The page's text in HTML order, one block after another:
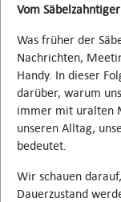
Vom
Was früher der
Nachrichten,
Handy. In dieser
darüber, warum
immer mit uralten
unseren Alltag,
bedeutet.
Wir schauen
Dauerzustand